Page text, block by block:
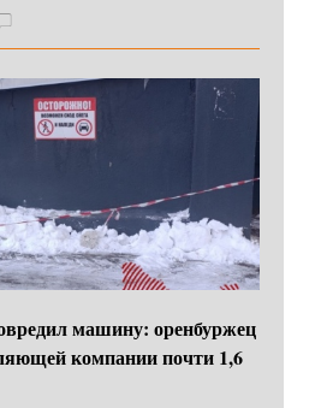
машину: оренбуржец
компании почти 1,6